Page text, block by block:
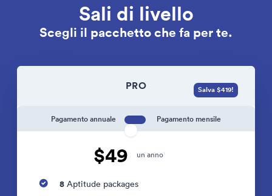
Sali di livello
Scegli il pacchetto che fa per te.
PRO
Pagamento annuale Pagamento mensile
$49 un anno
Salva $419!
8 Aptitude packages